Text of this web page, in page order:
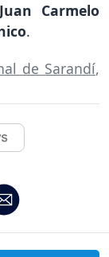
Juan Carmelo
.
de Sarandí,